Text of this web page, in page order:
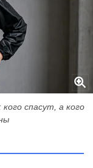
спасут, а кого